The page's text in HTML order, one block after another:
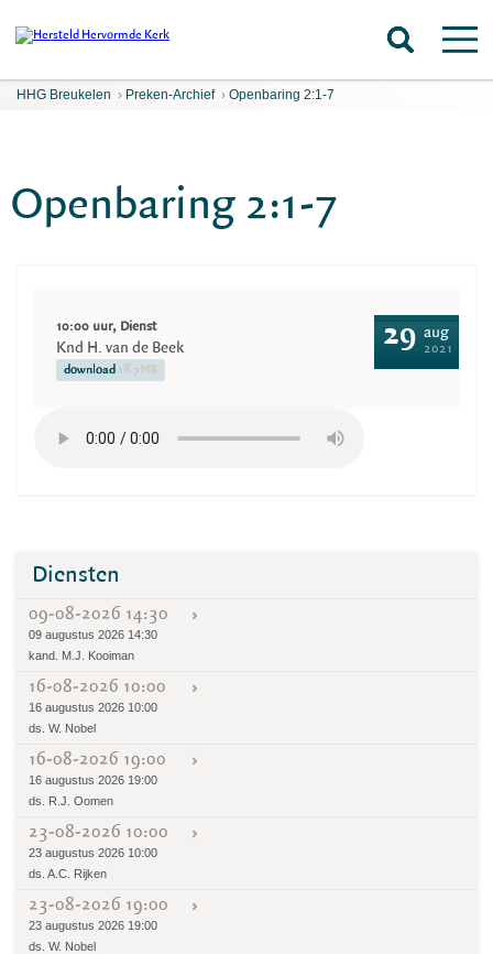
HHG Breukelen › Preken-Archief › Openbaring 2:1-7
Openbaring 2:1-7
10:00 uur, Dienst
Knd H. van de Beek
download 18.7MB
29 aug
2021
Diensten
09-08-2026 14:30
09 augustus 2026 14:30
kand. M.J. Kooiman
16-08-2026 10:00
16 augustus 2026 10:00
ds. W. Nobel
16-08-2026 19:00
16 augustus 2026 19:00
ds. R.J. Oomen
23-08-2026 10:00
23 augustus 2026 10:00
ds. A.C. Rijken
23-08-2026 19:00
23 augustus 2026 19:00
ds. W. Nobel